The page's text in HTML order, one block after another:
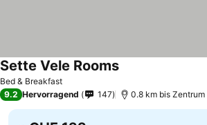
Bed & Breakfast
Sette Vele Rooms
9.2 Hervorragend 147 0.8 km bis Zentrum